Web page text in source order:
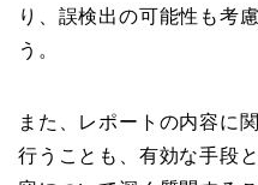
り、誤検出の可能性も考
う。
また、レポートの内容に
行うことも、有効な手段